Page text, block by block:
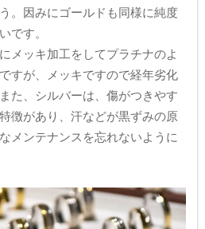
。因みにゴールドも同様に純度
です。
メッキ加工をしてプラチナのよ
すが、メッキですので経年劣化
た、シルバーは、傷がつきやす
徴があり、汗などが黒ずみの原
メンテナンスを忘れないように